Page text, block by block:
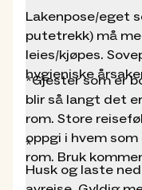
Gjevilvasshytta,
men også et flott
fra hytte til hytte
Jøldalshytta
topper som
Vinterstid er det
Jølvatnet. Meget
"Trekanten i
kvist til påske.
Lakenpose/eget
putetrekk) må
leies/kjøpes.
hygieniske
*Gjester som er
blir så langt det
rom. Store
oppgi i hvem
rom. Bruk
*
Husk og laste